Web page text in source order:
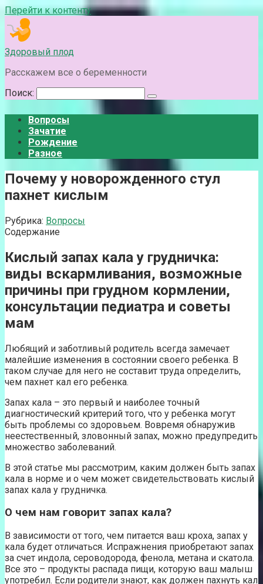
Перейти к контенту
Здоровый плод
Расскажем все о беременности
Поиск:
Вопросы
Зачатие
Рождение
Разное
Почему у новорожденного стул
пахнет кислым
Рубрика: Вопросы
Содержание
Кислый запах кала у грудничка:
виды вскармливания, возможные
причины при грудном кормлении,
консультации педиатра и советы
мам
Любящий и заботливый родитель всегда замечает
малейшие изменения в состоянии своего ребенка. В
таком случае для него не составит труда определить,
чем пахнет кал его ребенка.
Запах кала – это первый и наиболее точный
диагностический критерий того, что у ребенка могут
быть проблемы со здоровьем. Вовремя обнаружив
неестественный, зловонный запах, можно предупредить
множество заболеваний.
В этой статье мы рассмотрим, каким должен быть запах
кала в норме и о чем может свидетельствовать кислый
запах кала у грудничка.
О чем нам говорит запах кала?
В зависимости от того, чем питается ваш кроха, запах у
кала будет отличаться. Испражнения приобретают запах
за счет индола, сероводорода, фенола, метана и скатола.
Все это – продукты распада пищи, которую ваш малыш
употребил. Если родители знают, как должен пахнуть кал